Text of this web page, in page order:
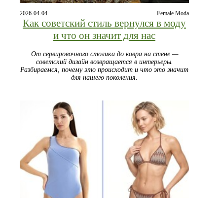
2026-04-04 Female Moda
Как советский стиль вернулся в моду
и что он значит для нас
От сервировочного столика до ковра на стене —
советский дизайн возвращается в интерьеры.
Разбираемся, почему это происходит и что это значит
для нашего поколения.